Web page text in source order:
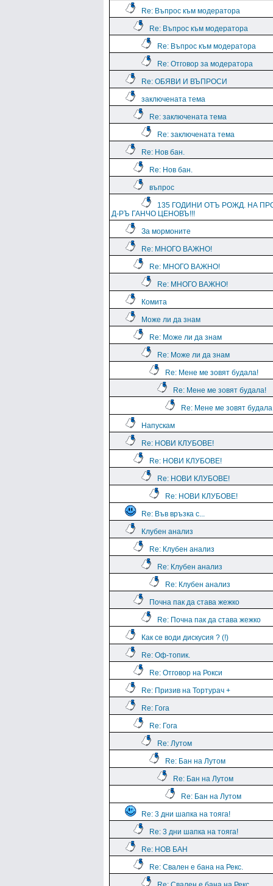
Re: Въпрос към модератора
Re: Въпрос към модератора
Re: Въпрос към модератора
Re: Отговор за модератора
Re: ОБЯВИ И ВЪПРОСИ
заключената тема
Re: заключената тема
Re: заключената тема
Re: Нов бан.
Re: Нов бан.
въпрос
135 ГОДИНИ ОТЪ РОЖД. НА
Д-РЪ ГАНЧО ЦЕНОВЪ!!!
За мормоните
Re: МНОГО ВАЖНО!
Re: МНОГО ВАЖНО!
Re: МНОГО ВАЖНО!
Комита
Може ли да знам
Re: Може ли да знам
Re: Може ли да знам
Re: Мене ме зовят будала!
Re: Мене ме зовят будала!
Re: Мене ме зовят
Напускам
Re: НОВИ КЛУБОВЕ!
Re: НОВИ КЛУБОВЕ!
Re: НОВИ КЛУБОВЕ!
Re: НОВИ КЛУБОВЕ!
Re: Във връзка с...
Клубен анализ
Re: Клубен анализ
Re: Клубен анализ
Re: Клубен анализ
Почна пак да става жежко
Re: Почна пак да става жежко
Как се води дискусия ? (!)
Re: Оф-топик.
Re: Отговор на Рокси
Re: Призив на Тортурач +
Re: Гога
Re: Гога
Re: Лутом
Re: Бан на Лутом
Re: Бан на Лутом
Re: Бан на Лутом
Re: 3 дни шапка на тояга!
Re: 3 дни шапка на тояга!
Re: НОВ БАН
Re: Свален е бана на Рекс.